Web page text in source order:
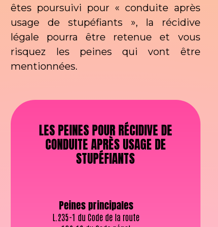
êtes poursuivi pour « conduite après
usage de stupéfiants », la récidive
légale pourra être retenue et vous
risquez les peines qui vont être
mentionnées.
LES PEINES POUR RÉCIDIVE DE
CONDUITE APRÈS USAGE DE
STUPÉFIANTS
Peines principales
L.235-1 du Code de la route